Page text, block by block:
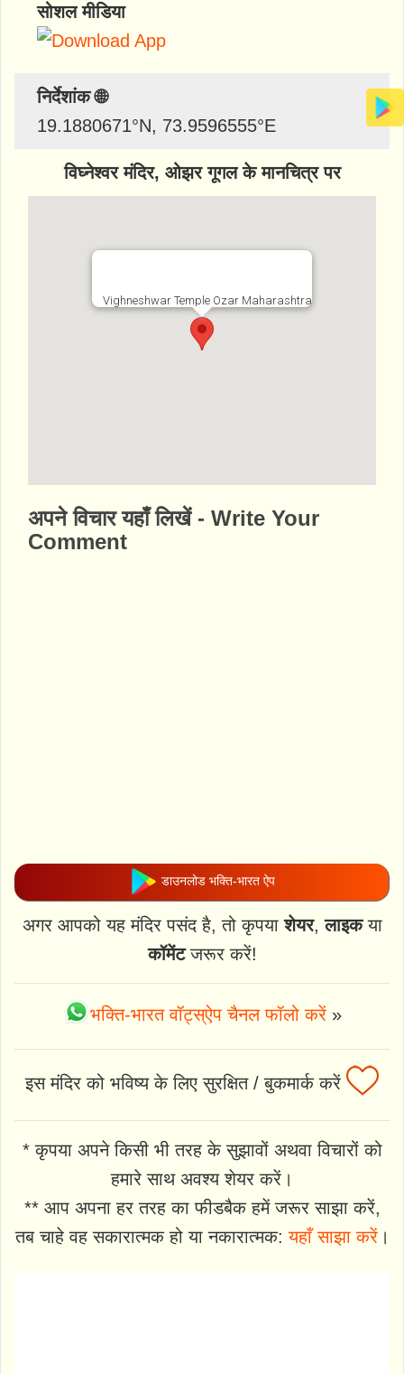
सोशल मीडिया
निर्देशांक 🌐
19.1880671°N, 73.9596555°E
विघ्नेश्वर मंदिर, ओझर गूगल के मानचित्र पर
Vighneshwar Temple Ozar Maharashtra
shwar-temple-ozar
अपने विचार यहाँ लिखें - Write Your
Comment
डाउनलोड भक्ति-भारत ऐप
अगर आपको यह मंदिर पसंद है, तो कृपयाशेयर,लाइकया
कॉमेंटजरूर करें!
भक्ति-भारत वॉट्स्ऐप चैनल फॉलो करें»
इस मंदिर को भविष्य के लिए सुरक्षित / बुकमार्क करें
* कृपया अपने किसी भी तरह के सुझावों अथवा विचारों को
हमारे साथ अवश्य शेयर करें।
** आप अपना हर तरह का फीडबैक हमें जरूर साझा करें,
तब चाहे वह सकारात्मक हो या नकारात्मक:यहाँ साझा करें।